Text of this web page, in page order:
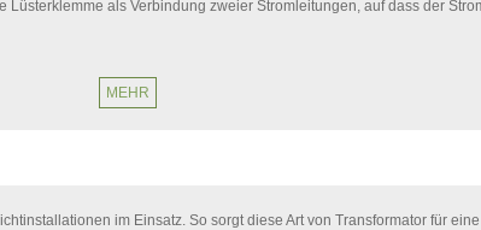
Lüsterklemme als Verbindung zweier Stromleitungen, auf dass der
MEHR
im Einsatz. So sorgt diese Art von Transformator für eine